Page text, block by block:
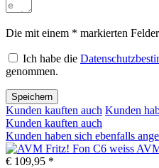
Die mit einem * markierten
Ich habe die
genommen.
Speichern
Kunden kauften auch Kunden
Kunden kauften auch
Kunden haben sich ebenfalls
€ 109,95 *